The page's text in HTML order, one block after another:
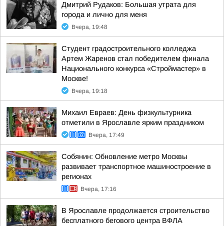
Дмитрий Рудаков: Большая утрата для
города и лично для меня
Вчера, 19:48
Студент градостроительного колледжа
Артем Жаренов стал победителем финала
Национального конкурса «Строймастер» в
Москве!
Вчера, 19:18
Михаил Евраев: День физкультурника
отметили в Ярославле ярким праздником
Вчера, 17:49
Собянин: Обновление метро Москвы
развивает транспортное машиностроение в
регионах
Вчера, 17:16
В Ярославле продолжается строительство
бесплатного бегового центра ВФЛА